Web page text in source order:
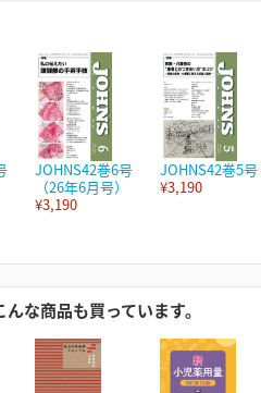
JOHNS42巻6号
（26年6月号）
¥3,190
JOHNS42巻5号
¥3,190
な商品も買っています。